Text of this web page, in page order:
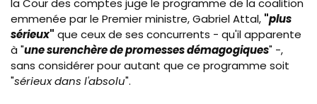
la Cour des comptes juge le programme de la coalition
emmenée par le Premier ministre, Gabriel Attal, "plus
sérieux" que ceux de ses concurrents - qu'il apparente
à "une surenchère de promesses démagogiques" -,
sans considérer pour autant que ce programme soit
"sérieux dans l'absolu".